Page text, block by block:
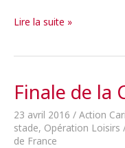
La
rythme
effréné
Lire la suite »
Finale de la
23 avril 2016 / Action
stade, Opération Loisirs
de France